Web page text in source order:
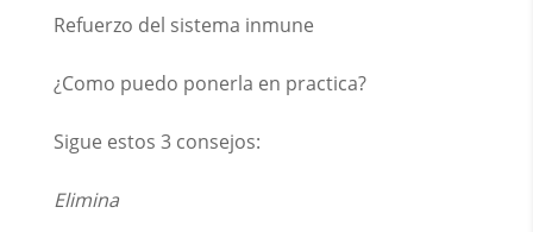
Refuerzo del sistema inmune
¿Como puedo ponerla en practica?
Sigue estos 3 consejos:
Elimina